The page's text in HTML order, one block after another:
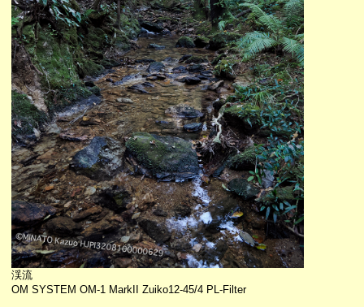
渓流
OM SYSTEM OM-1 MarkII Zuiko12-45/4 PL-Filter